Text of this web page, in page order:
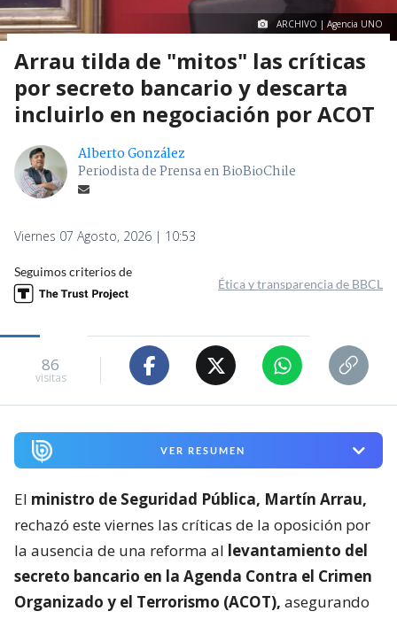
ARCHIVO | Agencia UNO
Arrau tilda de "mitos" las críticas
por secreto bancario y descarta
incluirlo en negociación por ACOT
Alberto González
Periodista de Prensa en BioBioChile
Viernes 07 Agosto, 2026 | 10:53
Seguimos criterios de
Ética y transparencia de BBCL
86
visitas
VER RESUMEN
El ministro de Seguridad Pública, Martín Arrau,
rechazó este viernes las críticas de la oposición por
la ausencia de una reforma al levantamiento del
secreto bancario en la Agenda Contra el Crimen
Organizado y el Terrorismo (ACOT), asegurando